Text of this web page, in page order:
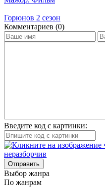
Горюнов 2 сезон
Ком­мен­та­ри­ев (0)
Введите код с картинки:
Отправить
Вы­бор жан­ра
По жан­рам